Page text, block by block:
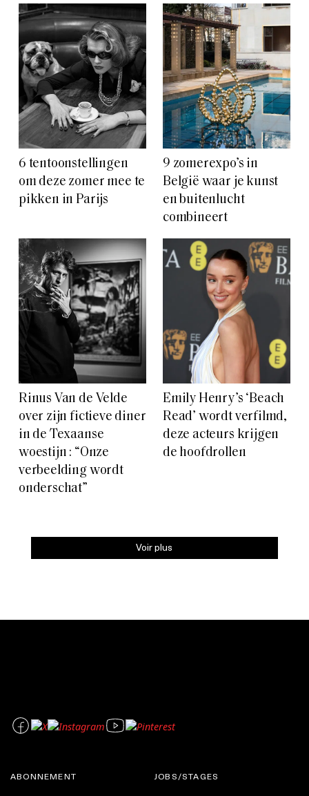
6 tentoonstellingen
om deze zomer mee te
pikken in Parijs
9 zomerexpo’s in
België waar je kunst
en buitenlucht
combineert
Rinus Van de Velde
over zijn fictieve diner
in de Texaanse
woestijn : “Onze
verbeelding wordt
onderschat”
Emily Henry’s ‘Beach
Read’ wordt verfilmd,
deze acteurs krijgen
de hoofdrollen
Voir plus
ABONNEMENT JOBS/STAGES